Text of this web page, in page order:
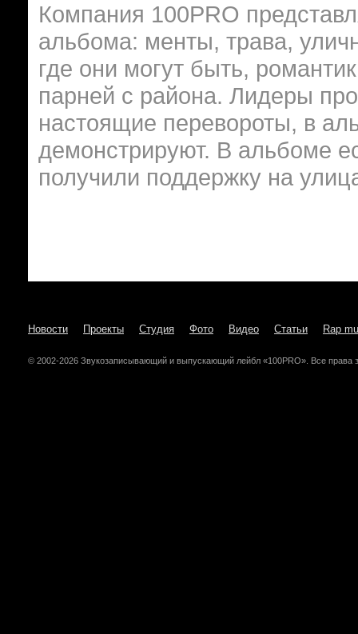
Компания 100PRO
альбома: менты, трава,
где они могут быть,
парней с района. Лидеры
настоящие перевороты, в
демонстрируют. В альбоме
получили поддержку на
Новости Проекты Студия Фото Видео Статьи Rap
© 2002-2026 Звукозаписывающий и выпускающий лейбл «100PRO». Все